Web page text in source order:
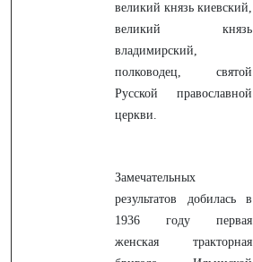
великий князь киевский,
великий князь
владимирский,
полководец, святой
Русской православной
церкви.
Замечательных
результатов добилась в
1936 году первая
женская тракторная